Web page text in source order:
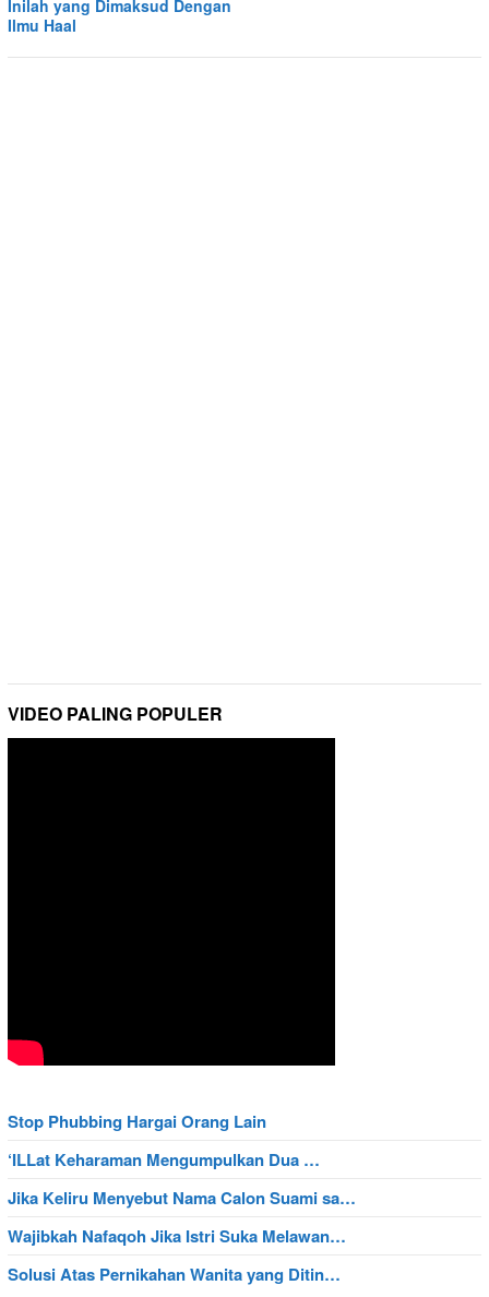
Inilah yang Dimaksud Dengan
Ilmu Haal
VIDEO PALING POPULER
Stop Phubbing Hargai Orang Lain
‘ILLat Keharaman Mengumpulkan Dua …
Jika Keliru Menyebut Nama Calon Suami sa…
Wajibkah Nafaqoh Jika Istri Suka Melawan…
Solusi Atas Pernikahan Wanita yang Ditin…